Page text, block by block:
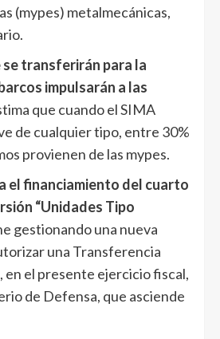
(mypes) metalmecánicas,
se transferirán para la
impulsarán a las
que cuando el SIMA
de cualquier tipo, entre 30%
provienen de las mypes.
el financiamiento del cuarto
“Unidades Tipo
gestionando una nueva
una Transferencia
en el presente ejercicio fiscal,
de Defensa, que asciende